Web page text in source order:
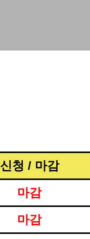
신청 / 마감
마감
마감